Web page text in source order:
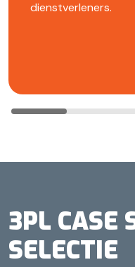
dienstverleners.
3PL CASE
SELECTIE